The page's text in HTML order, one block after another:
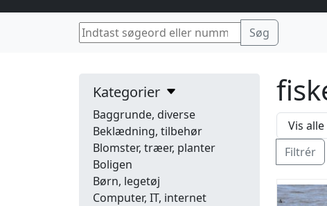
Kategorier
Baggrunde, diverse
Beklædning, tilbehør
Blomster, træer, planter
Boligen
Børn, legetøj
Computer, IT, internet
Filtrér